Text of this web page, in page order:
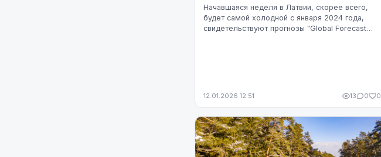
Начавшаяся неделя в Латвии, скорее всего,
будет самой холодной с января 2024 года,
свидетельствуют прогнозы "Global Forecast
12.01.2026 12:51 13 0 0